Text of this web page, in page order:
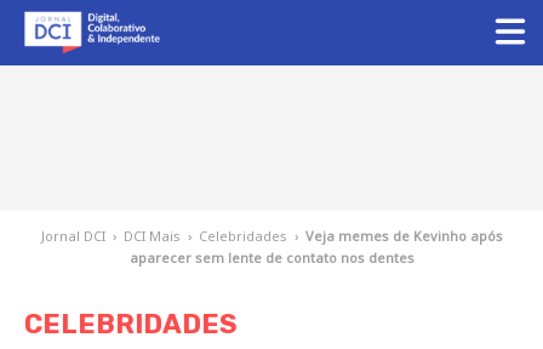
Jornal DCI › DCI Mais › Celebridades › Veja memes de Kevinho após
aparecer sem lente de contato nos dentes
CELEBRIDADES